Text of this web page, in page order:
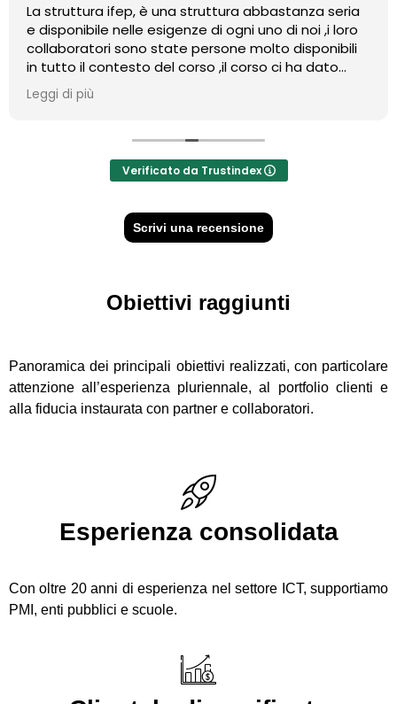
La struttura ifep, è una struttura abbastanza seria
e disponibile nelle esigenze di ogni uno di noi ,i loro
collaboratori sono state persone molto disponibili
in tutto il contesto del corso ,il corso ci ha dato
modo di conoscere tante cose di cui servono nella
vita quotidiana
Leggi di più
Verificato da Trustindex
Scrivi una recensione
Obiettivi raggiunti
Panoramica dei principali obiettivi realizzati, con particolare
attenzione all’esperienza pluriennale, al portfolio clienti e
alla fiducia instaurata con partner e collaboratori.
Esperienza consolidata
Con oltre 20 anni di esperienza nel settore ICT, supportiamo
PMI, enti pubblici e scuole.